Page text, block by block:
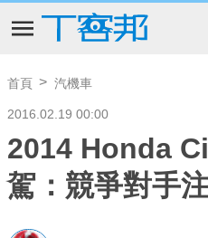
首頁 汽機車
2016.02.19 00:00
2014 Honda
駕：競爭對手